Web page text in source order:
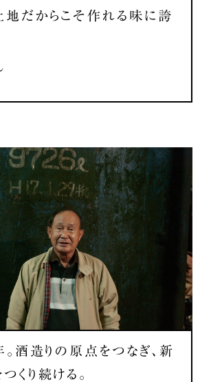
地だからこそ作れる味に誇
酒造りの原点をつなぎ、新
くり続ける。